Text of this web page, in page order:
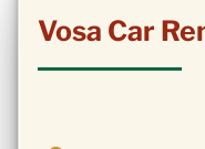
Vosa Car